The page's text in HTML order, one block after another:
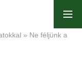
Ne féljünk a